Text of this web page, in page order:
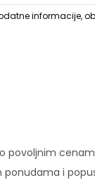
informacije,
ponudama i